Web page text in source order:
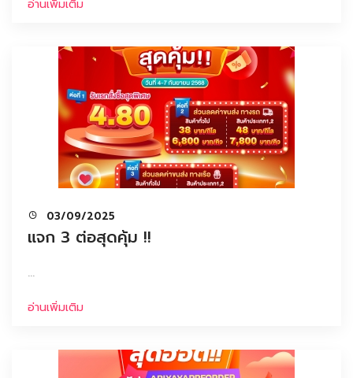
อ่านเพิ่มเติม
03/09/2025
แจก 3 ต่อสุดคุ้ม !!
...
อ่านเพิ่มเติม